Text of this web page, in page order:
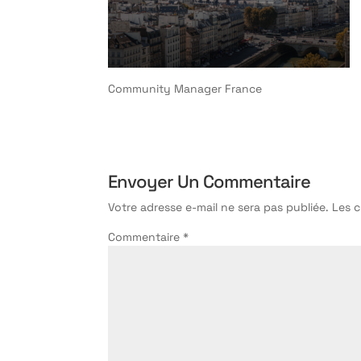
Community Manager France
Envoyer Un Commentaire
Votre adresse e-mail ne sera pas publiée. Les
Commentaire*